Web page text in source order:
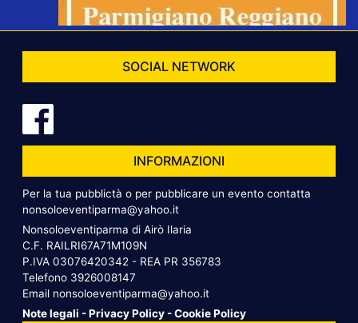
SOCIAL NETWORK
INFORMAZIONI
Per la tua pubblictà o per pubblicare un evento contatta
nonsoloeventiparma@yahoo.it
Nonsoloeventiparma di Airò Ilaria
C.F. RAILRI67A71M109N
P.IVA 03076420342 - REA PR 356783
Telefono 3926008147
Email nonsoloeventiparma@yahoo.it
Note legali -Privacy Policy -Cookie Policy